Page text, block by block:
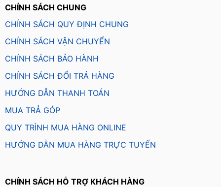
CHÍNH SÁCH CHUNG
CHÍNH SÁCH QUY ĐỊNH CHUNG
CHÍNH SÁCH VẬN CHUYỂN
CHÍNH SÁCH BẢO HÀNH
CHÍNH SÁCH ĐỔI TRẢ HÀNG
HƯỚNG DẪN THANH TOÁN
MUA TRẢ GÓP
QUY TRÌNH MUA HÀNG ONLINE
HƯỚNG DẪN MUA HÀNG TRỰC TUYẾN
CHÍNH SÁCH HỖ TRỢ KHÁCH HÀNG